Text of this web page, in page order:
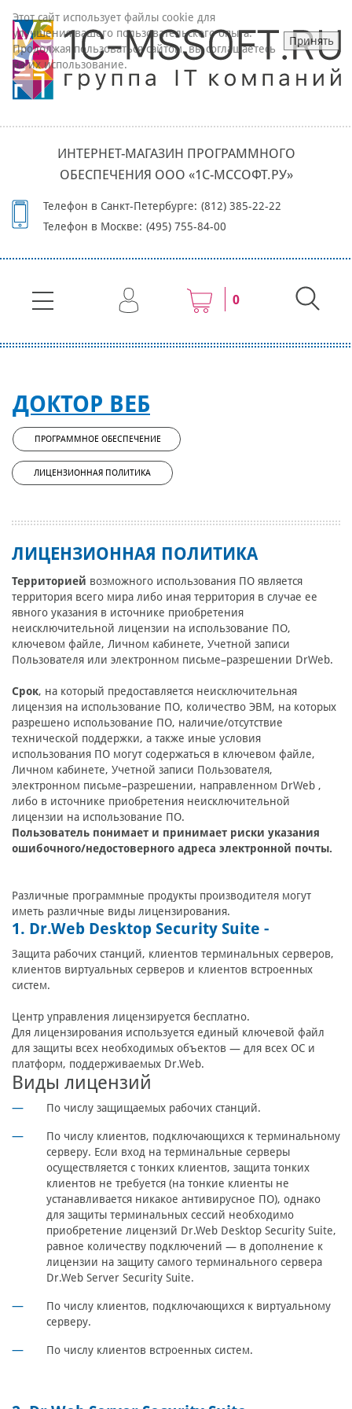
ИНТЕРНЕТ-МАГАЗИН ПРОГРАММНОГО
ОБЕСПЕЧЕНИЯ ООО «1С-МССОФТ.РУ»
Телефон в Санкт-Петербурге: (812) 385-22-22
Телефон в Москве: (495) 755-84-00
0
ДОКТОР ВЕБ
ПРОГРАММНОЕ ОБЕСПЕЧЕНИЕ
ЛИЦЕНЗИОННАЯ ПОЛИТИКА
ЛИЦЕНЗИОННАЯ ПОЛИТИКА
Территорией возможного использования ПО является
территория всего мира либо иная территория в случае ее
явного указания в источнике приобретения
неисключительной лицензии на использование ПО,
ключевом файле, Личном кабинете, Учетной записи
Пользователя или электронном письме–разрешении DrWeb.
Cрок, на который предоставляется неисключительная
лицензия на использование ПО, количество ЭВМ, на которых
разрешено использование ПО, наличие/отсутствие
технической поддержки, а также иные условия
использования ПО могут содержаться в ключевом файле,
Личном кабинете, Учетной записи Пользователя,
электронном письме–разрешении, направленном DrWeb ,
либо в источнике приобретения неисключительной
лицензии на использование ПО.
Пользователь понимает и принимает риски указания
ошибочного/недостоверного адреса электронной почты.
Различные программные продукты производителя могут
иметь различные виды лицензирования.
1. Dr.Web Desktop Security Suite -
Защита рабочих станций, клиентов терминальных серверов,
клиентов виртуальных серверов и клиентов встроенных
систем.
Центр управления лицензируется бесплатно.
Для лицензирования используется единый ключевой файл
для защиты всех необходимых объектов — для всех ОС и
платформ, поддерживаемых Dr.Web.
Виды лицензий
По числу защищаемых рабочих станций.
По числу клиентов, подключающихся к терминальному
серверу. Если вход на терминальные серверы
осуществляется с тонких клиентов, защита тонких
клиентов не требуется (на тонкие клиенты не
устанавливается никакое антивирусное ПО), однако
для защиты терминальных сессий необходимо
приобретение лицензий Dr.Web Desktop Security Suite,
равное количеству подключений — в дополнение к
лицензии на защиту самого терминального сервера
Dr.Web Server Security Suite.
По числу клиентов, подключающихся к виртуальному
серверу.
По числу клиентов встроенных систем.
Этот сайт использует файлы cookie для
улучшения вашего пользовательского опыта.
Продолжая пользоваться сайтом, вы соглашаетесь
на их использование.
Принять